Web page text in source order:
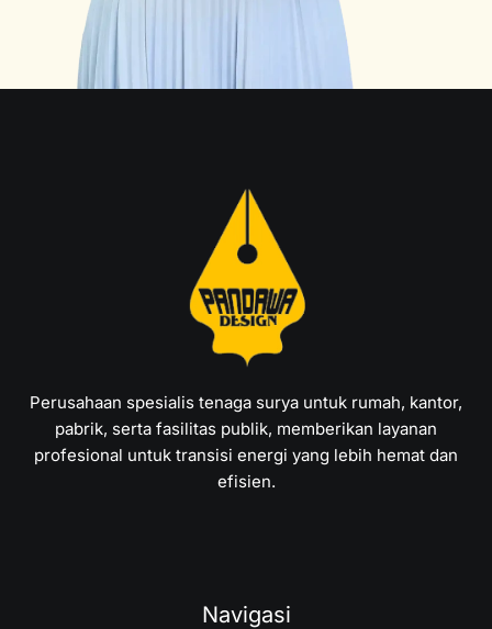
Perusahaan spesialis tenaga surya untuk rumah, kantor,
pabrik, serta fasilitas publik, memberikan layanan
profesional untuk transisi energi yang lebih hemat dan
efisien.
Navigasi